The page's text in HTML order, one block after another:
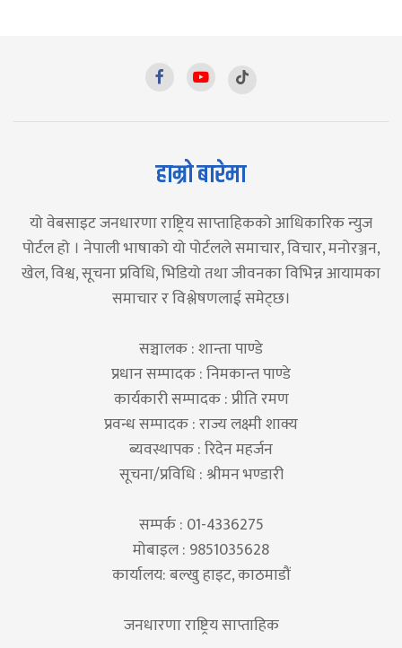
हाम्रो बारेमा
यो वेबसाइट जनधारणा राष्ट्रिय साप्ताहिकको आधिकारिक न्युज
पोर्टल हो । नेपाली भाषाको यो पोर्टलले समाचार, विचार, मनोरञ्जन,
खेल, विश्व, सूचना प्रविधि, भिडियो तथा जीवनका विभिन्न आयामका
समाचार र विश्लेषणलाई समेट्छ।
सञ्चालक : शान्ता पाण्डे
प्रधान सम्पादक : निमकान्त पाण्डे
कार्यकारी सम्पादक : प्रीति रमण
प्रवन्ध सम्पादक : राज्य लक्ष्मी शाक्य
ब्यवस्थापक : रिदेन महर्जन
सूचना/प्रविधि : श्रीमन भण्डारी
सम्पर्क : 01-4336275
मोबाइल : 9851035628
कार्यालय: बल्खु हाइट, काठमाडौं
जनधारणा राष्ट्रिय साप्ताहिक